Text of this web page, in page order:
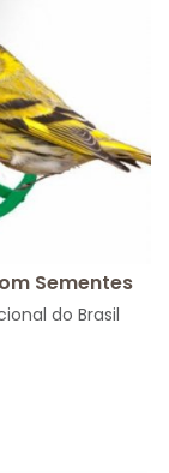
Sementes
do Brasil